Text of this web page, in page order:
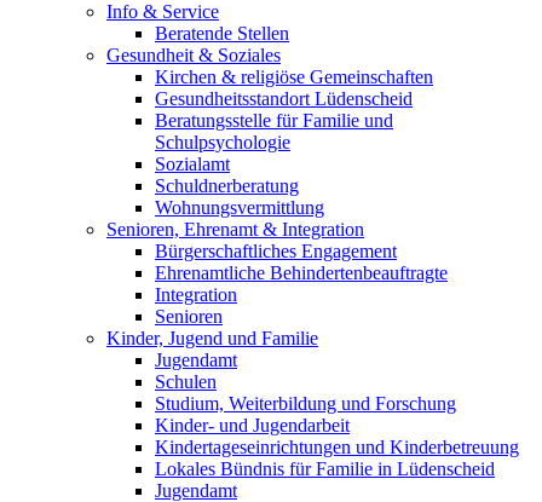
Info & Service
Beratende Stellen
Gesundheit & Soziales
Kirchen & religiöse Gemeinschaften
Gesundheitsstandort Lüdenscheid
Beratungsstelle für Familie und
Schulpsychologie
Sozialamt
Schuldnerberatung
Wohnungsvermittlung
Senioren, Ehrenamt & Integration
Bürgerschaftliches Engagement
Ehrenamtliche Behindertenbeauftragte
Integration
Senioren
Kinder, Jugend und Familie
Jugendamt
Schulen
Studium, Weiterbildung und Forschung
Kinder- und Jugendarbeit
Kindertageseinrichtungen und Kinderbetreuung
Lokales Bündnis für Familie in Lüdenscheid
Jugendamt